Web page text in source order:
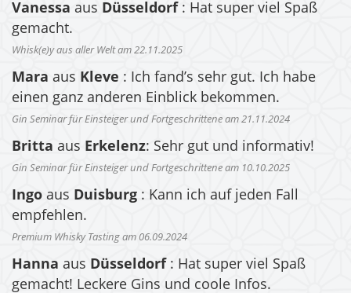
Vanessa aus Düsseldorf : Hat super viel Spaß
gemacht.
Whisk(e)y aus aller Welt am 22.11.2025
Mara aus Kleve : Ich fand’s sehr gut. Ich habe
einen ganz anderen Einblick bekommen.
Gin Seminar für Einsteiger und Fortgeschrittene am 21.11.2024
Britta aus Erkelenz: Sehr gut und informativ!
Gin Seminar für Einsteiger und Fortgeschrittene am 10.10.2025
Ingo aus Duisburg : Kann ich auf jeden Fall
empfehlen.
Premium Whisky Tasting am 06.09.2024
Hanna aus Düsseldorf : Hat super viel Spaß
gemacht! Leckere Gins und coole Infos.